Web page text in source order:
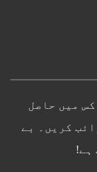
میں حاصل
کریں۔ بے
ہے!